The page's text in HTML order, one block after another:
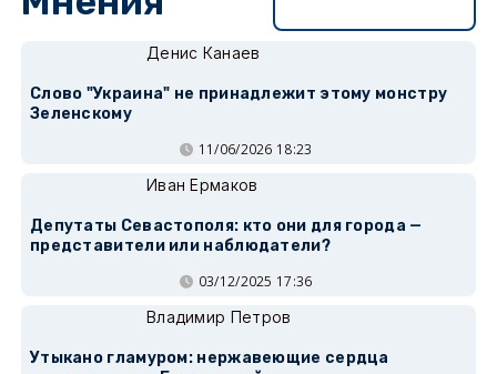
Денис Канаев
Слово "Украина" не принадлежит этому монстру
Зеленскому
11/06/2026 18:23
Иван Ермаков
Депутаты Севастополя: кто они для города —
представители или наблюдатели?
03/12/2025 17:36
Владимир Петров
Утыкано гламуром: нержавеющие сердца